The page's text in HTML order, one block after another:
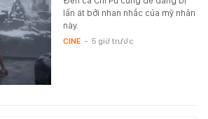
lấn át bởi nhan nhắc của mỹ nhân
này.
CINE - 5 giờ trước